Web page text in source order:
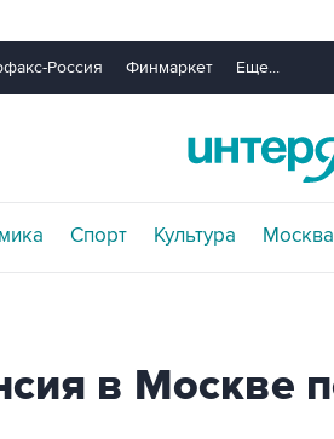
Россия Финмаркет Еще...
Спорт Культура Москва
в Москве